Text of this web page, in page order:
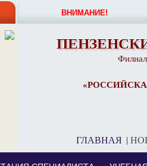
ВНИМАНИЕ!
ГЛАВНАЯ |